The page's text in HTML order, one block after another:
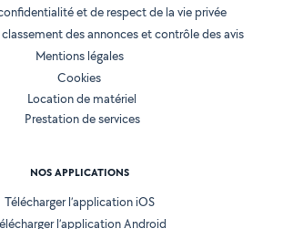
et de respect de la vie privée
des annonces et contrôle des avis
Mentions légales
Cookies
Location de matériel
Prestation de services
NOS APPLICATIONS
Télécharger l’application iOS
l’application Android